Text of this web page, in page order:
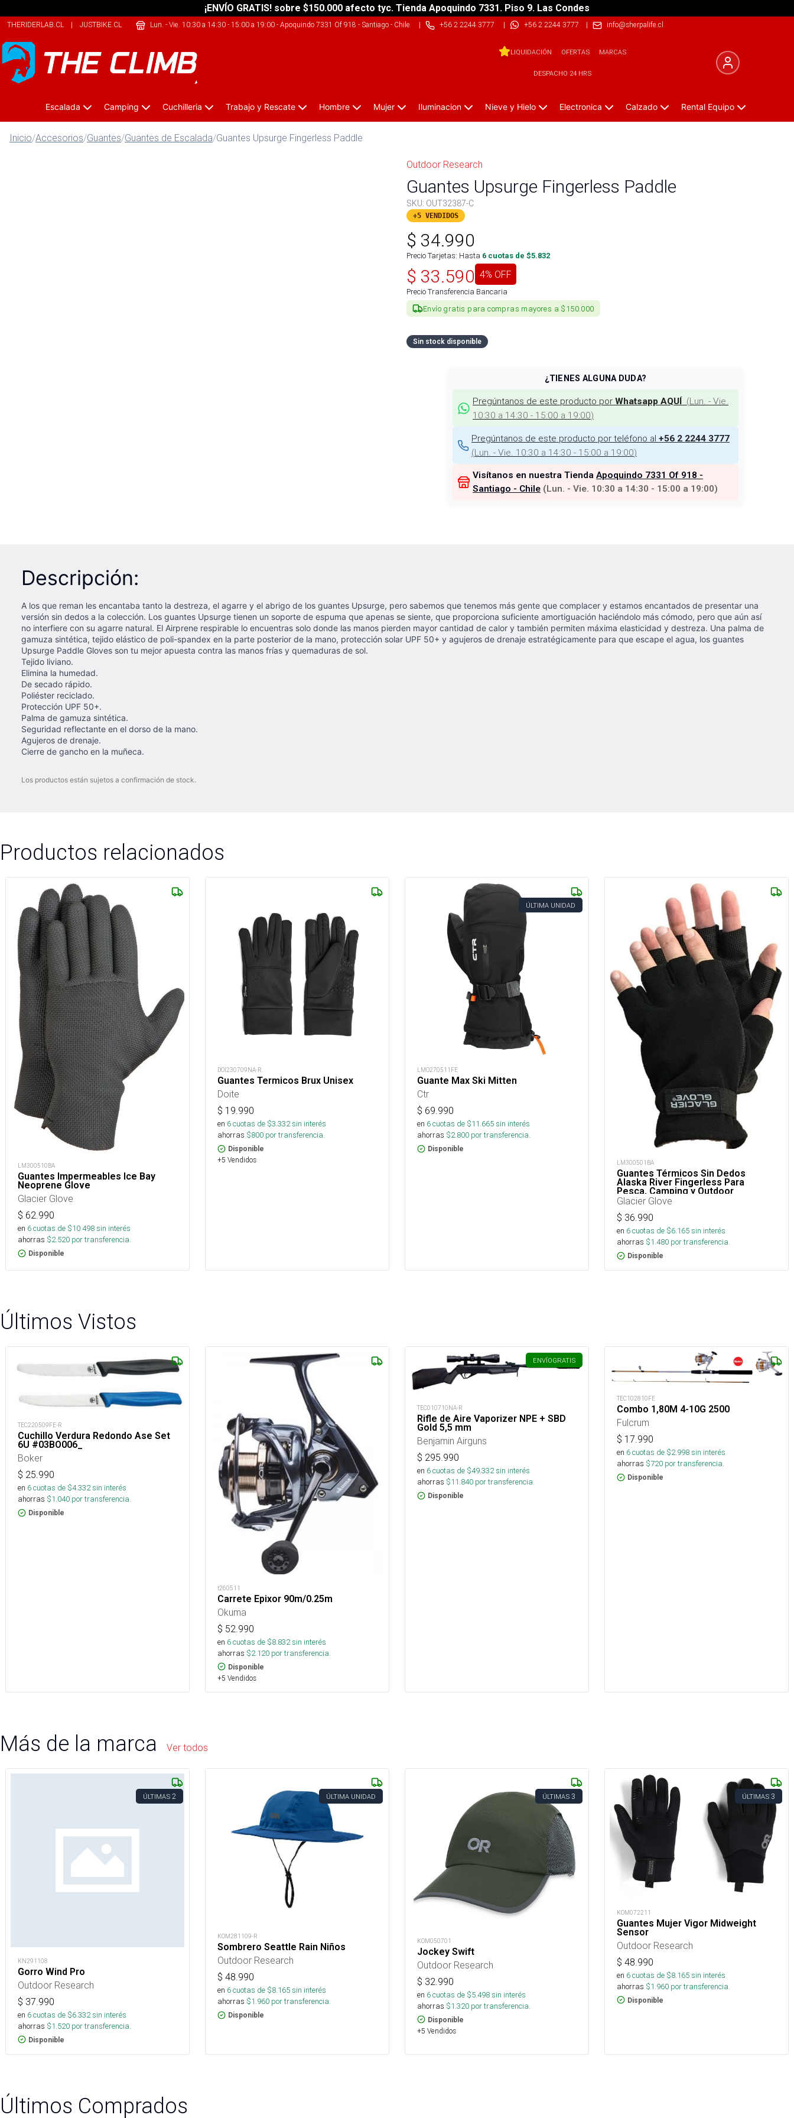
¡ENVÍO GRATIS! sobre $150.000 afecto tyc. Tienda Apoquindo 7331. Piso 9. Las Condes
THERIDERLAB.CL | JUSTBIKE.CL |SAFELIFE.CL
Lun. - Vie. 10:30 a 14:30 - 15:00 a 19:00- Apoquindo 7331 Of 918 - Santiago - Chile| +56 2 2244 3777 | +56 2 2244 3777 | info@sherpalife.cl
LIQUIDACIÓN OFERTAS MARCAS
DESPACHO 24 HRS
Escalada Camping Cuchilleria Trabajo y Rescate Hombre Mujer Iluminacion Nieve y Hielo Electronica Calzado Rental Equipo
Inicio/Accesorios/Guantes/Guantes de Escalada/Guantes Upsurge Fingerless Paddle
Outdoor Research
Guantes Upsurge Fingerless Paddle
SKU: OUT32387-C
+5 VENDIDOS
$ 34.990
Precio Tarjetas: Hasta 6 cuotas de $5.832
$ 33.590 4% OFF
Precio Transferencia Bancaria
Envío gratis para compras mayores a $150.000
Sin stock disponible
¿TIENES ALGUNA DUDA?
Pregúntanos de este producto por Whatsapp AQUÍ (Lun. - Vie.
10:30 a 14:30 - 15:00 a 19:00)
Pregúntanos de este producto por teléfono al +56 2 2244 3777
(Lun. - Vie. 10:30 a 14:30 - 15:00 a 19:00)
Visítanos en nuestra Tienda Apoquindo 7331 Of 918 -
Santiago - Chile (Lun. - Vie. 10:30 a 14:30 - 15:00 a 19:00)
Descripción:
A los que reman les encantaba tanto la destreza, el agarre y el abrigo de los guantes Upsurge, pero sabemos que tenemos más gente que complacer y estamos encantados de presentar una
versión sin dedos a la colección. Los guantes Upsurge tienen un soporte de espuma que apenas se siente, que proporciona suficiente amortiguación haciéndolo más cómodo, pero que aún así
no interfiere con su agarre natural. El Airprene respirable lo encuentras solo donde las manos pierden mayor cantidad de calor y también permiten máxima elasticidad y destreza. Una palma de
gamuza sintética, tejido elástico de poli-spandex en la parte posterior de la mano, protección solar UPF 50+ y agujeros de drenaje estratégicamente para que escape el agua, los guantes
Upsurge Paddle Gloves son tu mejor apuesta contra las manos frías y quemaduras de sol.
Tejido liviano.
Elimina la humedad.
De secado rápido.
Poliéster reciclado.
Protección UPF 50+.
Palma de gamuza sintética.
Seguridad reflectante en el dorso de la mano.
Agujeros de drenaje.
Cierre de gancho en la muñeca.
Los productos están sujetos a confirmación de stock.
Productos relacionados
LM300510BA
Guantes Impermeables Ice Bay
Neoprene Glove
Glacier Glove
$ 62.990
en 6cuotas de $10.498sin interés
ahorras $2.520 por transferencia.
Disponible
DOI230709NA-R
Guantes Termicos Brux Unisex
Doite
$ 19.990
en 6cuotas de $3.332sin interés
ahorras $800 por transferencia.
Disponible
+5 Vendidos
ÚLTIMA UNIDAD
LMO270511FE
Guante Max Ski Mitten
Ctr
$ 69.990
en 6cuotas de $11.665sin interés
ahorras $2.800 por transferencia.
Disponible
LM300501BA
Guantes Térmicos Sin Dedos
Alaska River Fingerless Para
Pesca, Camping y Outdoor
Glacier Glove
$ 36.990
en 6cuotas de $6.165sin interés
ahorras $1.480 por transferencia.
Disponible
Últimos Vistos
TEC220509FE-R
Cuchillo Verdura Redondo Ase Set
6U #03BO006_
Boker
$ 25.990
en 6cuotas de $4.332sin interés
ahorras $1.040 por transferencia.
Disponible
t260511
Carrete Epixor 90m/0.25m
Okuma
$ 52.990
en 6cuotas de $8.832sin interés
ahorras $2.120 por transferencia.
Disponible
+5 Vendidos
ENVÍOGRATIS
TEC010710NA-R
Rifle de Aire Vaporizer NPE + SBD
Gold 5,5 mm
Benjamin Airguns
$ 295.990
en 6cuotas de $49.332sin interés
ahorras $11.840 por transferencia.
Disponible
TEC102810FE
Combo 1,80M 4-10G 2500
Fulcrum
$ 17.990
en 6cuotas de $2.998sin interés
ahorras $720 por transferencia.
Disponible
Más de la marca Ver todos
ÚLTIMAS 2
KN291108
Gorro Wind Pro
Outdoor Research
$ 37.990
en 6cuotas de $6.332sin interés
ahorras $1.520 por transferencia.
Disponible
ÚLTIMA UNIDAD
KOM281109-R
Sombrero Seattle Rain Niños
Outdoor Research
$ 48.990
en 6cuotas de $8.165sin interés
ahorras $1.960 por transferencia.
Disponible
ÚLTIMAS 3
KOM050701
Jockey Swift
Outdoor Research
$ 32.990
en 6cuotas de $5.498sin interés
ahorras $1.320 por transferencia.
Disponible
+5 Vendidos
ÚLTIMAS 3
KOM072211
Guantes Mujer Vigor Midweight
Sensor
Outdoor Research
$ 48.990
en 6cuotas de $8.165sin interés
ahorras $1.960 por transferencia.
Disponible
Últimos Comprados